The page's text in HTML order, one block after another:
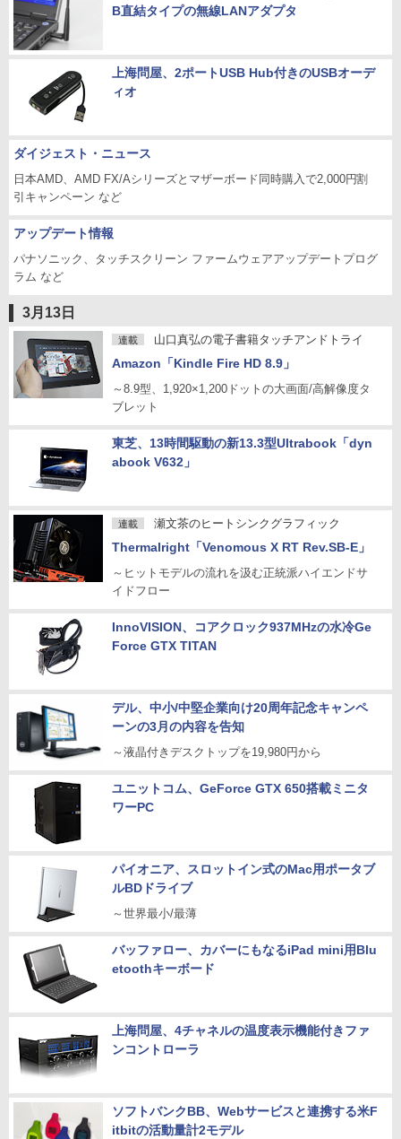
B直結タイプの無線LANアダプタ
上海問屋、2ポートUSB Hub付きのUSBオーデ
ィオ
ダイジェスト・ニュース
日本AMD、AMD FX/Aシリーズとマザーボード同時購入で2,000円割
引キャンペーン など
アップデート情報
パナソニック、タッチスクリーン ファームウェアアップデートプログ
ラム など
3月13日
連載 山口真弘の電子書籍タッチアンドトライ
Amazon「Kindle Fire HD 8.9」
～8.9型、1,920×1,200ドットの大画面/高解像度タ
ブレット
東芝、13時間駆動の新13.3型Ultrabook「dyn
abook V632」
連載 瀬文茶のヒートシンクグラフィック
Thermalright「Venomous X RT Rev.SB-E」
～ヒットモデルの流れを汲む正統派ハイエンドサ
イドフロー
InnoVISION、コアクロック937MHzの水冷Ge
Force GTX TITAN
デル、中小/中堅企業向け20周年記念キャンペ
ーンの3月の内容を告知
～液晶付きデスクトップを19,980円から
ユニットコム、GeForce GTX 650搭載ミニタ
ワーPC
パイオニア、スロットイン式のMac用ポータブ
ルBDドライブ
～世界最小/最薄
バッファロー、カバーにもなるiPad mini用Blu
etoothキーボード
上海問屋、4チャネルの温度表示機能付きファ
ンコントローラ
ソフトバンクBB、Webサービスと連携する米F
itbitの活動量計2モデル